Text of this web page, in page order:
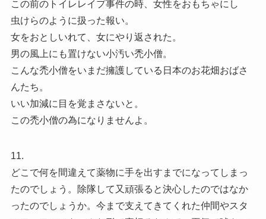
この前のトイレレイプ事件の時、女性をおもちゃにし
虫けらのように扱った報い。
女をおとしいれて、女にやり返された。
男の風上にも置けない小汚い禿小僧。
こんな禿小僧をいまだ擁護している日本のお花畑おばさ
んたち。
いい加減に目を覚まさないと。
この禿小僧の為になりませんよ。
11.
どこで何を間違えて薬物に手を出すまでになってしまっ
たのでしょう。除隊して又頑張ると決心したのではなか
ったのでしょうか。今まで支えてきてくれた仲間やスタ